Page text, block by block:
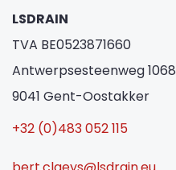
LSDRAIN
TVA BE0523871660
Antwerpsesteenweg 1068
9041 Gent-Oostakker
+32 (0)483 052 115